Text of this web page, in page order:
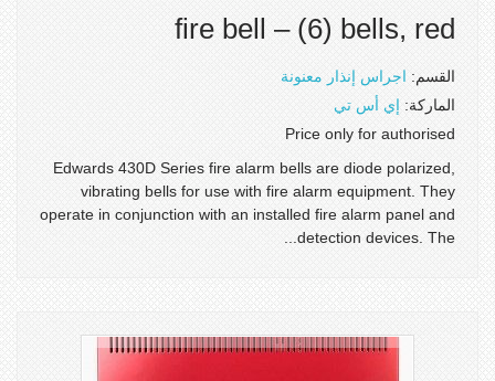
fire bell – (6) bells, red
القسم: اجراس إنذار معنونة
الماركة: إي أس تي
Price only for authorised
Edwards 430D Series fire alarm bells are diode polarized,
vibrating bells for use with fire alarm equipment. They
operate in conjunction with an installed fire alarm panel and
detection devices. The...